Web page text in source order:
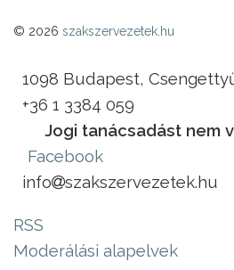
© 2026 szakszervezetek.hu
1098 Budapest,
+36 1 3384 059
Jogi tanácsadást nem
Facebook
info
szakszervezetek.hu
RSS
Moderálási alapelvek